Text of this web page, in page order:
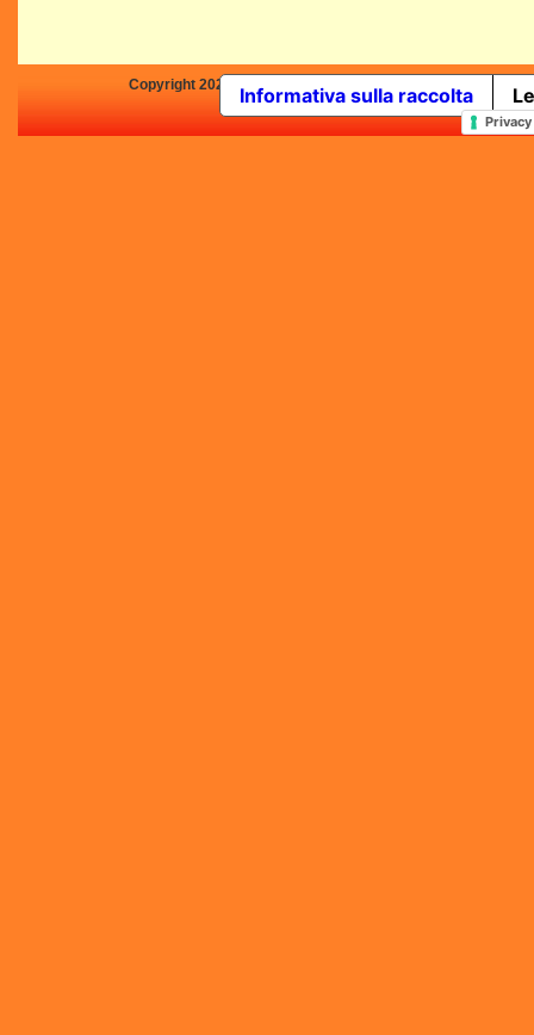
Copyright 2025 by Concorsi-Letterari.it - P.IVA
In qualità di Affiliato
Informativa sulla raccolta